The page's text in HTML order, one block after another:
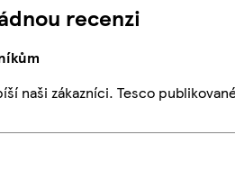
recenzi
naši zákazníci. Tesco